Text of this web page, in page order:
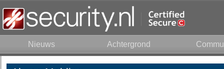
Nieuws Achtergrond